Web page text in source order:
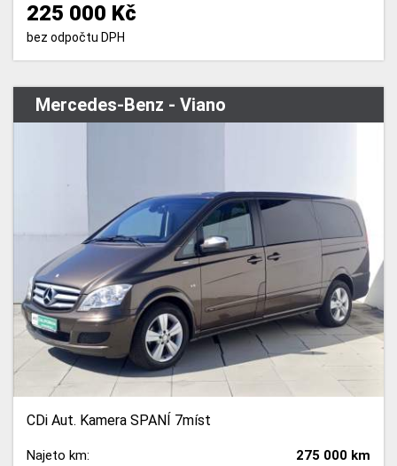
225 000 Kč
bez odpočtu DPH
Mercedes-Benz - Viano
CDi Aut. Kamera SPANÍ 7míst
Najeto km: 275 000 km